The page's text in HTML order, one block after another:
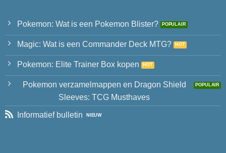
Pokemon: Wat is een Pokemon Blister?
Magic: Wat is een Commander Deck MTG?
Pokemon: Elite Trainer Box kopen
Pokemon verzamelmappen en Dragon Shield
Sleeves: TCG Musthaves
Informatief bulletin